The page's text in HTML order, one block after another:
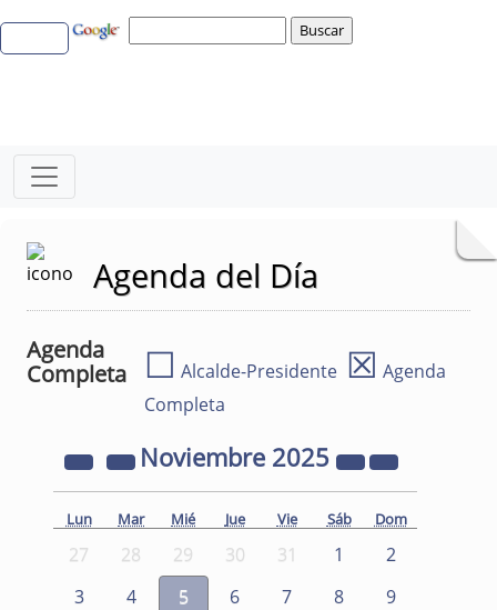
Agenda del Día
Agenda
Completa
☐ Alcalde-Presidente ☒ Agenda
Completa
Noviembre 2025
Lun Mar Mié Jue Vie Sáb Dom
27 28 29 30 31 1
2
3
4 5 6 7 8
9